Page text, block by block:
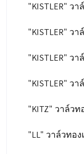
"KISTLER" ว
"KISTLER" ว
"KISTLER" ว
"KISTLER" ว
"KITZ" วาล์วท
"LL" วาล์วทอง